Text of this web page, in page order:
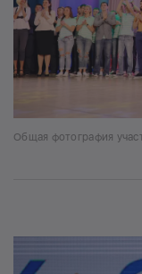
Общая фотография